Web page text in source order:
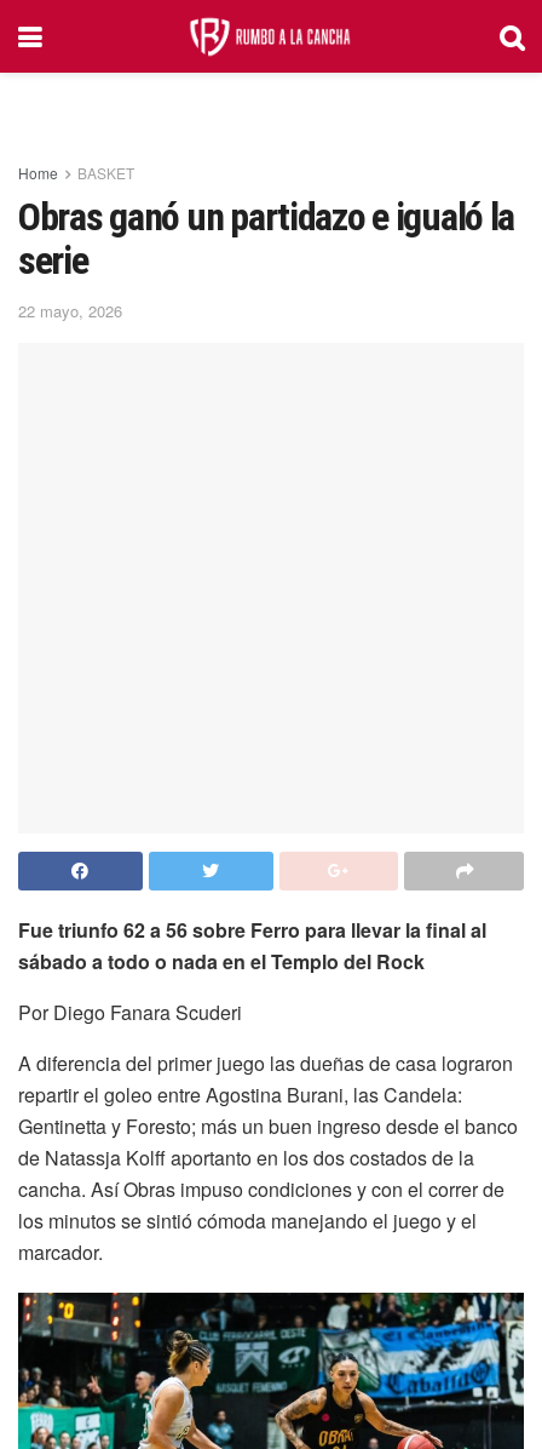
Home BASKET
Obras ganó un partidazo e igualó la
serie
22 mayo, 2026
Fue triunfo 62 a 56 sobre Ferro para llevar la final al
sábado a todo o nada en el Templo del Rock
Por Diego Fanara Scuderi
A diferencia del primer juego las dueñas de casa lograron
repartir el goleo entre Agostina Burani, las Candela:
Gentinetta y Foresto; más un buen ingreso desde el banco
de Natassja Kolff aportanto en los dos costados de la
cancha. Así Obras impuso condiciones y con el correr de
los minutos se sintió cómoda manejando el juego y el
marcador.